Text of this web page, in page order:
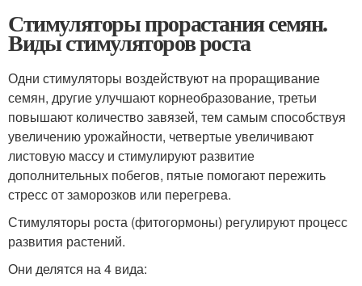
Стимуляторы прорастания семян.
Виды стимуляторов роста
Одни стимуляторы воздействуют на проращивание
семян, другие улучшают корнеобразование, третьи
повышают количество завязей, тем самым способствуя
увеличению урожайности, четвертые увеличивают
листовую массу и стимулируют развитие
дополнительных побегов, пятые помогают пережить
стресс от заморозков или перегрева.
Стимуляторы роста (фитогормоны) регулируют процесс
развития растений.
Они делятся на 4 вида: